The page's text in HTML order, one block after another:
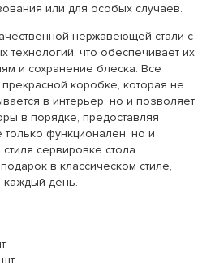
или для особых случаев.
нержавеющей стали с
что обеспечивает их
и сохранение блеска. Все
коробке, которая не
в интерьер, но и позволяет
в порядке, предоставляя
только функционален, но и
сервировке стола.
в классическом стиле,
каждый день.